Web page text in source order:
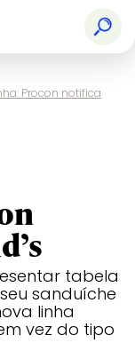
Procon notifica
tabela
sanduíche
linha
vez do tipo